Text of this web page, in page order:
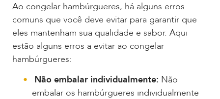
Ao congelar hambúrgueres, há alguns erros
comuns que você deve evitar para garantir que
eles mantenham sua qualidade e sabor. Aqui
estão alguns erros a evitar ao congelar
hambúrgueres:
Não embalar individualmente: Não
embalar os hambúrgueres individualmente